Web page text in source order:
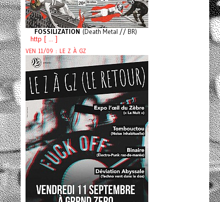
FOSSILIZATION (Death Metal // BR)
http [ ... ]
VEN 11/09 : LE Z À GZ